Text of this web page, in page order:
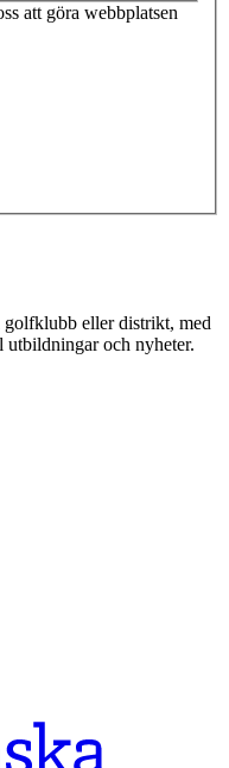
att göra webbplatsen
eller distrikt, med
och nyheter.